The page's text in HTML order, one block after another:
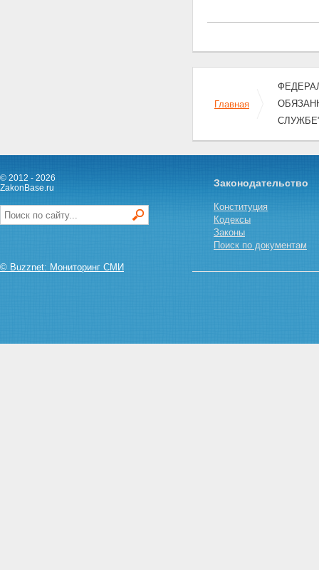
Главная
© 2012 - 2026
ZakonBase.ru
© Buzznet: Мониторинг СМИ
Законодательство
Конституция
Кодексы
Законы
Поиск по документам